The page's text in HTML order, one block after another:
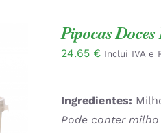
Pipocas
24.65 € Inclui IVA e
Ingredientes:
Pode conter